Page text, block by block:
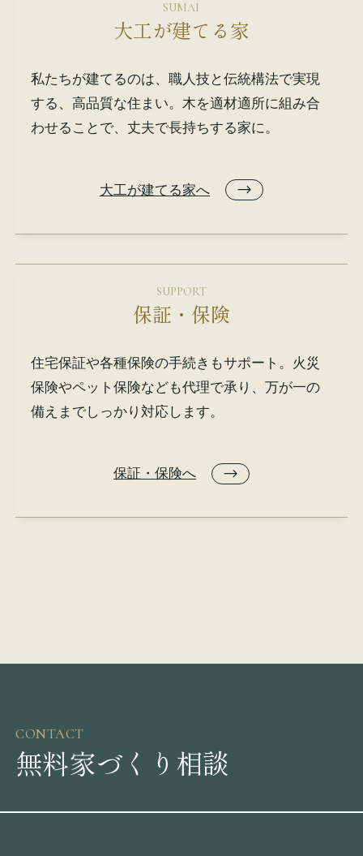
SUMAI
大工が建てる家
私たちが建てるのは、職人技と伝統構法で実現
する、高品質な住まい。木を適材適所に組み合
わせることで、丈夫で長持ちする家に。
大工が建てる家へ
SUPPORT
保証・保険
住宅保証や各種保険の手続きもサポート。火災
保険やペット保険なども代理で承り、万が一の
備えまでしっかり対応します。
保証・保険へ
CONTACT
無料家づくり相談